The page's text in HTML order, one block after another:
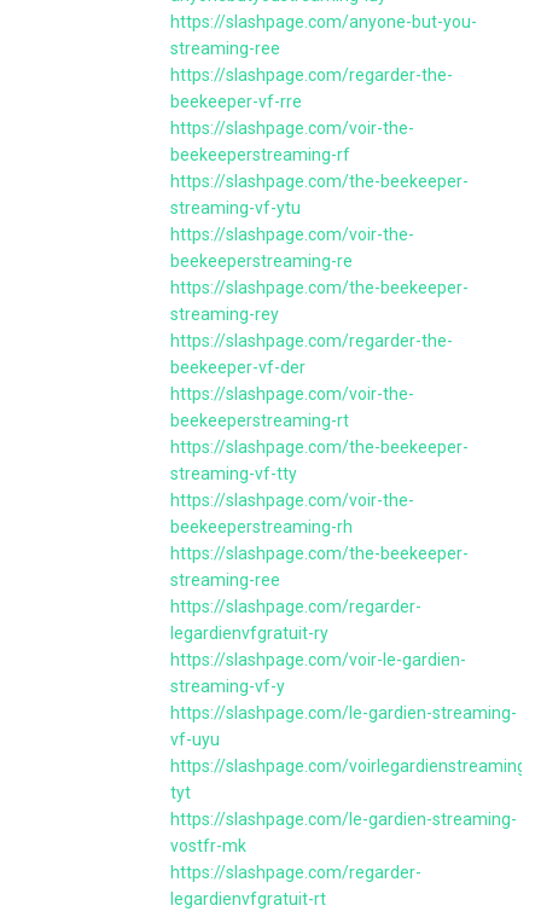
https://slashpage.com/anyone-but-you-
streaming-ree
https://slashpage.com/regarder-the-
beekeeper-vf-rre
https://slashpage.com/voir-the-
beekeeperstreaming-rf
https://slashpage.com/the-beekeeper-
streaming-vf-ytu
https://slashpage.com/voir-the-
beekeeperstreaming-re
https://slashpage.com/the-beekeeper-
streaming-rey
https://slashpage.com/regarder-the-
beekeeper-vf-der
https://slashpage.com/voir-the-
beekeeperstreaming-rt
https://slashpage.com/the-beekeeper-
streaming-vf-tty
https://slashpage.com/voir-the-
beekeeperstreaming-rh
https://slashpage.com/the-beekeeper-
streaming-ree
https://slashpage.com/regarder-
legardienvfgratuit-ry
https://slashpage.com/voir-le-gardien-
streaming-vf-y
https://slashpage.com/le-gardien-streaming-
vf-uyu
https://slashpage.com/
tyt
https://slashpage.com/le-gardien-streaming-
vostfr-mk
https://slashpage.com/regarder-
legardienvfgratuit-rt